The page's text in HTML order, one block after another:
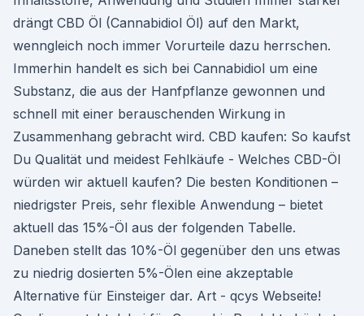
drängt CBD Öl (Cannabidiol Öl) auf den Markt,
wenngleich noch immer Vorurteile dazu herrschen.
Immerhin handelt es sich bei Cannabidiol um eine
Substanz, die aus der Hanfpflanze gewonnen und
schnell mit einer berauschenden Wirkung in
Zusammenhang gebracht wird. CBD kaufen: So kaufst
Du Qualität und meidest Fehlkäufe - Welches CBD-Öl
würden wir aktuell kaufen? Die besten Konditionen –
niedrigster Preis, sehr flexible Anwendung – bietet
aktuell das 15%-Öl aus der folgenden Tabelle.
Daneben stellt das 10%-Öl gegenüber den uns etwas
zu niedrig dosierten 5%-Ölen eine akzeptable
Alternative für Einsteiger dar. Art - qcys Webseite!